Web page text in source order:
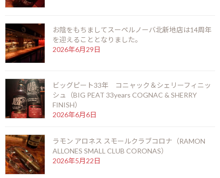
2014年7月13日
ティポンシュ
2014年7月26日
お陰をもちましてスーペルノーバ北新地店は14周年
を迎えることとなりました。
2026年6月29日
ビッグピート33年 コニャック＆シェリーフィニッ
シュ（BIG PEAT 33years COGNAC & SHERRY
FINISH）
2026年6月6日
ラモン アロネス スモールクラブコロナ（RAMON
ALLONES SMALL CLUB CORONAS）
2026年5月22日